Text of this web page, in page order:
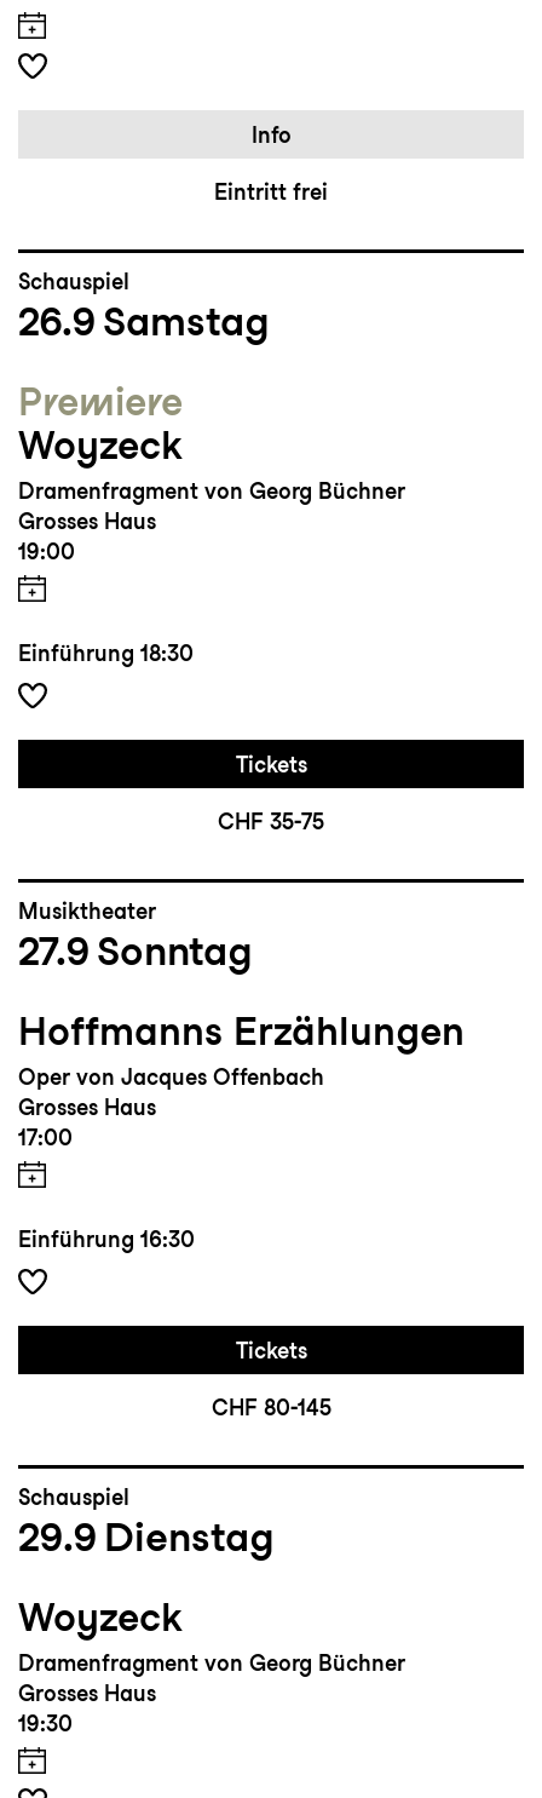
Info
Eintritt frei
Schauspiel
26.9 Samstag
Premiere
Woyzeck
Dramenfragment von Georg Büchner
Grosses Haus
19:00
Einführung 18:30
Tickets
CHF 35-75
Musiktheater
27.9 Sonntag
Hoffmanns Erzählungen
Oper von Jacques Offenbach
Grosses Haus
17:00
Einführung 16:30
Tickets
CHF 80-145
Schauspiel
29.9 Dienstag
Woyzeck
Dramenfragment von Georg Büchner
Grosses Haus
19:30